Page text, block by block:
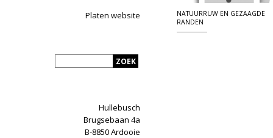
Platen website
Hullebusch
Brugsebaan 4a
B-8850 Ardooie
NATUURRUW EN GEZAAGDE
RANDEN